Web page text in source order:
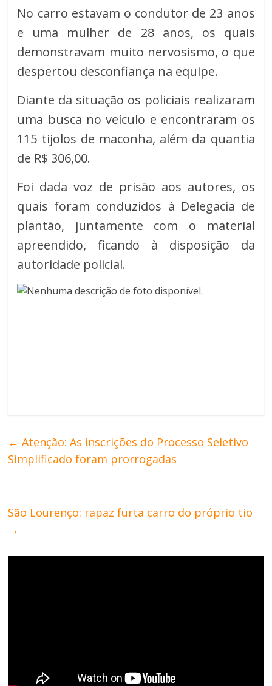
No carro estavam o condutor de 23 anos
e uma mulher de 28 anos, os quais
demonstravam muito nervosismo, o que
despertou desconfiança na equipe.
Diante da situação os policiais realizaram
uma busca no veículo e encontraram os
115 tijolos de maconha, além da quantia
de R$ 306,00.
Foi dada voz de prisão aos autores, os
quais foram conduzidos à Delegacia de
plantão, juntamente com o material
apreendido, ficando à disposição da
autoridade policial.
← Atenção: As inscrições do Processo Seletivo
Simplificado foram prorrogadas
São Lourenço: rapaz furta carro do próprio tio
→